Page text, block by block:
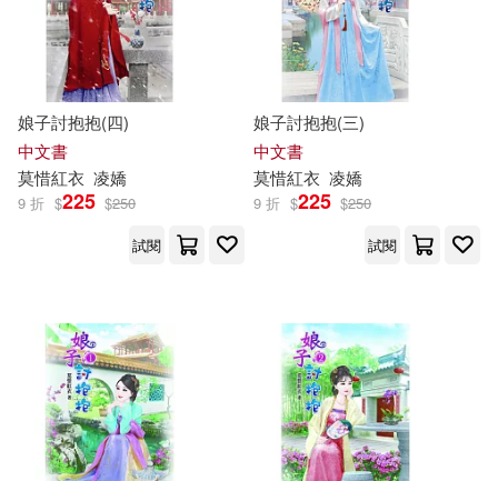
莫小軒(2) 莫提默‧艾德勒(2)
莫斌(2)
莫楠(2)
莫．威樂(2)
(德)莫欺特(1)
(法)安德烈‧莫羅阿(1)
小熊出版(2) 小魯文化(2)
布克文化(2)
廣西科學技術出版社(2)
延伸有聲出版(2)
春山出版(2)
機械工業出版社(2) 海鴿(2)
湖南文藝出版社(2)
娘子討抱抱(四)
中文書
莫惜紅衣 凌嬌
9 折 $225 $250
試閱
娘子討抱抱(三)
中文書
莫惜紅衣 凌嬌
9 折 $225 $250
試閱